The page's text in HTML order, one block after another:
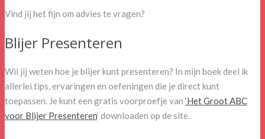
Vind jij het fijn om advies te vragen?
Blijer Presenteren
Wil jij weten hoe je blijer kunt presenteren? In mijn boek deel ik
allerlei tips, ervaringen en oefeningen die je direct kunt
toepassen. Je kunt een gratis voorproefje van ‘Het Groot ABC
voor Blijer Presenteren‘ downloaden op de site.